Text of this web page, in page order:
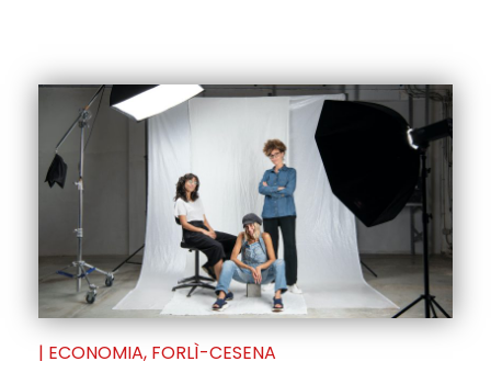
| ECONOMIA, FORLÌ-CESENA